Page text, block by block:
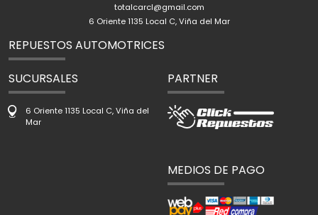
totalcarcl@gmail.com
6 Oriente 1135 Local C, Viña del Mar
REPUESTOS AUTOMOTRICES
SUCURSALES
6 Oriente 1135 Local C, Viña del
Mar
PARTNER
MEDIOS DE PAGO